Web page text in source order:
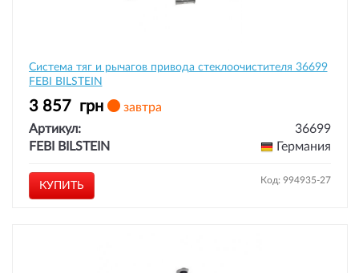
Система тяг и рычагов привода стеклоочистителя 36699
FEBI BILSTEIN
3 857 грн
завтра
Артикул:
36699
FEBI BILSTEIN
Германия
КУПИТЬ Код: 994935-27